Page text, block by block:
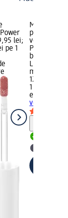
lei;
pe 1
Marcă:
produsului:
volume 21,
Preț de
buc);
Livrabil,
magazin
12,00 lei
1 buc
essence
volume 21,